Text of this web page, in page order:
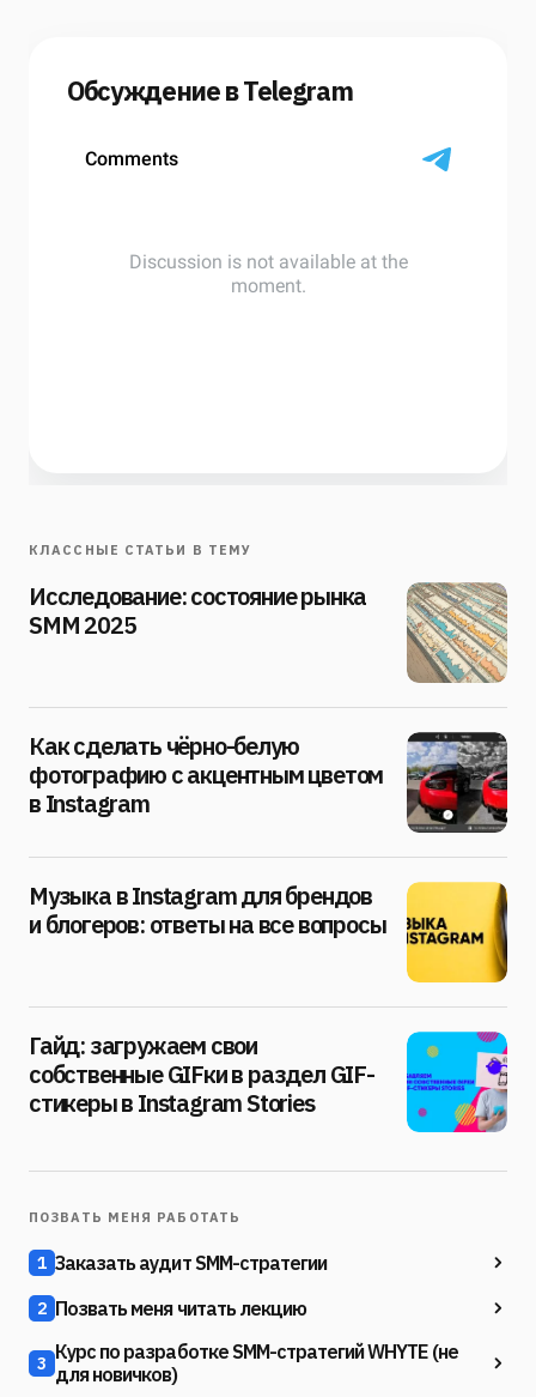
Обсуждение в Telegram
КЛАССНЫЕ СТАТЬИ В ТЕМУ
Исследование: состояние рынка
SMM 2025
Как сделать чёрно-белую
фотографию с акцентным цветом
в Instagram
Музыка в Instagram для брендов
и блогеров: ответы на все вопросы
Гайд: загружаем свои
собственные GIFки в раздел GIF-
стикеры в Instagram Stories
ПОЗВАТЬ МЕНЯ РАБОТАТЬ
1 Заказать аудит SMM-стратегии
2 Позвать меня читать лекцию
3 Курс по разработке SMM-стратегий WHYTE (не
для новичков)